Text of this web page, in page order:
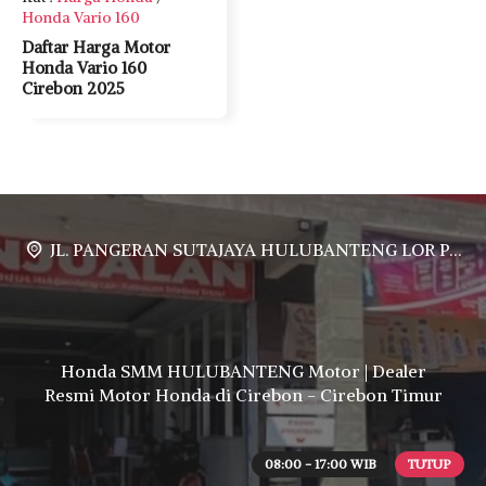
08:00 - 17:00 WIB TUTUP
Honda Vario 160
Daftar Harga Motor
Honda Vario 160
Cirebon 2025
JL. PANGERAN SUTAJAYA HULUBANTENG LOR PABUARAN CIREBON TIMUR, Ds. Babakan gebang cirebon Gebang udik cirebon Ciledug cirebon Karang wareng cirebon
Honda SMM HULUBANTENG Motor | Dealer
Resmi Motor Honda di Cirebon - Cirebon Timur